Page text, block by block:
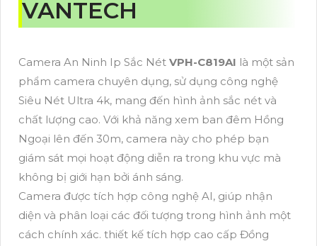
VANTECH
Camera An Ninh Ip Sắc Nét VPH-C819AI là một sản
phẩm camera chuyên dụng, sử dụng công nghệ
Siêu Nét Ultra 4k, mang đến hình ảnh sắc nét và
chất lượng cao. Với khả năng xem ban đêm Hồng
Ngoại lên đến 30m, camera này cho phép bạn
giám sát mọi hoạt động diễn ra trong khu vực mà
không bị giới hạn bởi ánh sáng.
Camera được tích hợp công nghệ AI, giúp nhận
diện và phân loại các đối tượng trong hình ảnh một
cách chính xác. thiết kế tích hợp cao cấp Đồng